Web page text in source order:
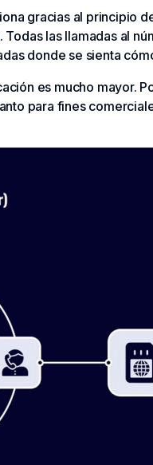
gracias al
las llamadas al
donde se sienta
es mucho mayor.
para fines